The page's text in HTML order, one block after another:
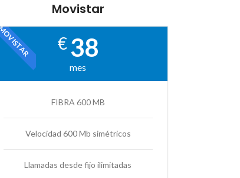
Movistar
€38
mes
FIBRA 600 MB
Velocidad 600 Mb simétricos
Llamadas desde fijo ilimitadas